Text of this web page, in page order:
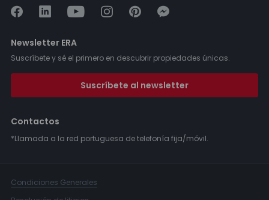
Newsletter ERA
Suscríbete y sé el primero en descubrir propiedades únicas.
Suscríbete al newsletter
Contactos
*Llamada a la red portuguesa de telefonía fija/móvil.
Condiciones Generales